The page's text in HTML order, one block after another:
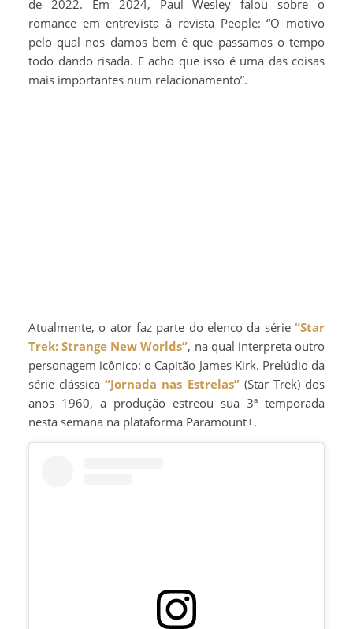
de 2022. Em 2024, Paul Wesley falou sobre o
romance em entrevista à revista People: “O motivo
pelo qual nos damos bem é que passamos o tempo
todo dando risada. E acho que isso é uma das coisas
mais importantes num relacionamento”.
Atualmente, o ator faz parte do elenco da série “Star
Trek: Strange New Worlds”, na qual interpreta outro
personagem icônico: o Capitão James Kirk. Prelúdio da
série clássica“Jornada nas Estrelas”(Star Trek) dos
anos 1960, a produção estreou sua 3ª temporada
nesta semana na plataforma Paramount+.